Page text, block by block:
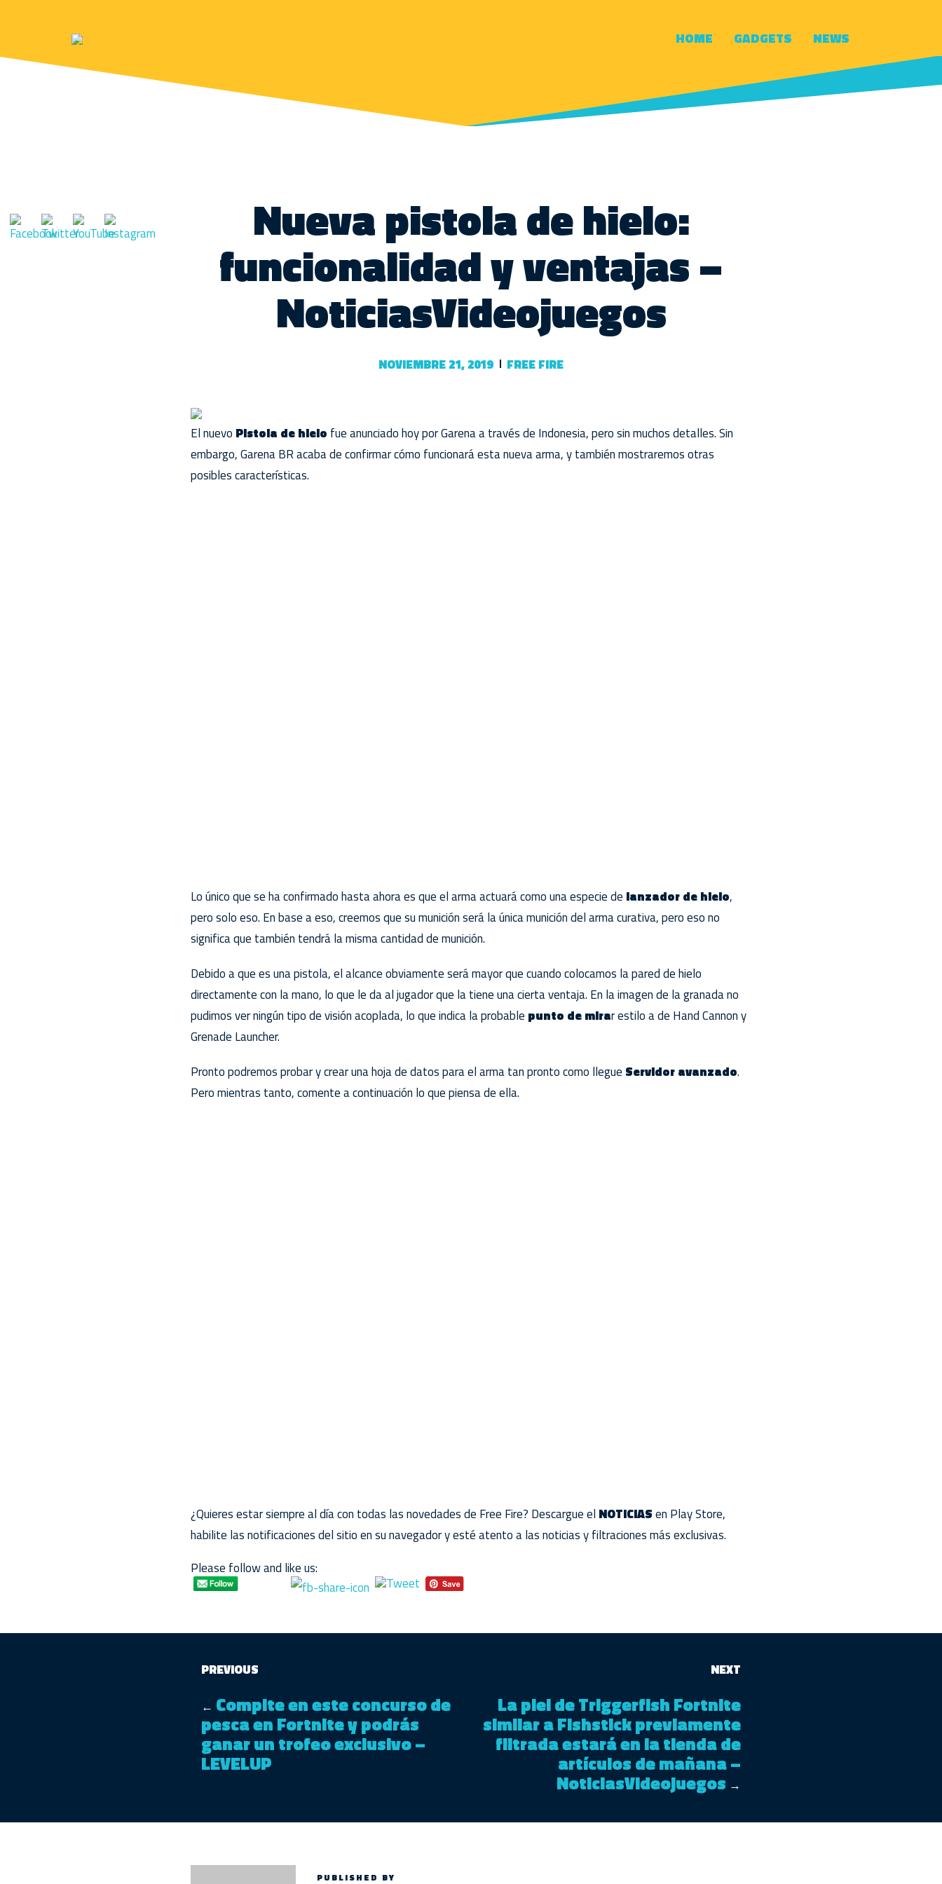
HOME GADGETS NEWS
Nueva pistola de hielo:
funcionalidad y ventajas –
NoticiasVideojuegos
NOVIEMBRE 21, 2019 FREE FIRE
El nuevo Pistola de hielo fue anunciado hoy por Garena a través de Indonesia, pero sin muchos detalles. Sin
embargo, Garena BR acaba de confirmar cómo funcionará esta nueva arma, y ​​también mostraremos otras
posibles características.
Lo único que se ha confirmado hasta ahora es que el arma actuará como una especie de lanzador de hielo,
pero solo eso. En base a eso, creemos que su munición será la única munición del arma curativa, pero eso no
significa que también tendrá la misma cantidad de munición.
Debido a que es una pistola, el alcance obviamente será mayor que cuando colocamos la pared de hielo
directamente con la mano, lo que le da al jugador que la tiene una cierta ventaja. En la imagen de la granada no
pudimos ver ningún tipo de visión acoplada, lo que indica la probable punto de mirar estilo a de Hand Cannon y
Grenade Launcher.
Pronto podremos probar y crear una hoja de datos para el arma tan pronto como llegue Servidor avanzado.
Pero mientras tanto, comente a continuación lo que piensa de ella.
¿Quieres estar siempre al día con todas las novedades de Free Fire? Descargue el NOTICIASen Play Store,
habilite las notificaciones del sitio en su navegador y esté atento a las noticias y filtraciones más exclusivas.
Please follow and like us:
PREVIOUS
← Compite en este concurso de
pesca en Fortnite y podrás
ganar un trofeo exclusivo –
LEVELUP
NEXT
La piel de Triggerfish Fortnite
similar a Fishstick previamente
filtrada estará en la tienda de
artículos de mañana –
NoticiasVideojuegos →
PUBLISHED BY